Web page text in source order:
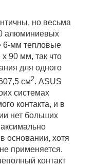
но весьма
алюминиевых
6-мм тепловые
90 мм, так что
для одного
см2. ASUS
системах
контакта, и в
нет больших
основании, хотя
применяется.
контакт